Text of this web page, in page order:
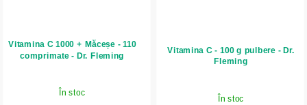
Vitamina C 1000 + Măceșe - 110
comprimate - Dr. Fleming
În stoc
Vitamina C - 100 g pulbere - Dr.
Fleming
În stoc